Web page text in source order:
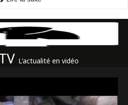
L'actualité en vidéo